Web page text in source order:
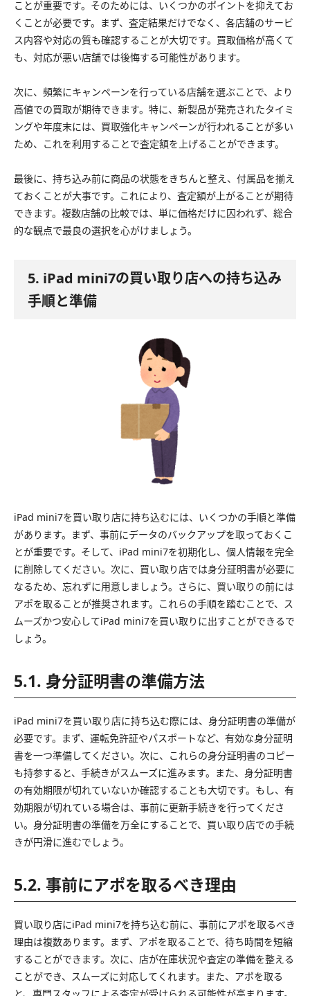
ことが重要です。そのためには、いくつかのポイントを抑えてお
くことが必要です。まず、査定結果だけでなく、各店舗のサービ
ス内容や対応の質も確認することが大切です。買取価格が高くて
も、対応が悪い店舗では後悔する可能性があります。
次に、頻繁にキャンペーンを行っている店舗を選ぶことで、より
高値での買取が期待できます。特に、新製品が発売されたタイミ
ングや年度末には、買取強化キャンペーンが行われることが多い
ため、これを利用することで査定額を上げることができます。
最後に、持ち込み前に商品の状態をきちんと整え、付属品を揃え
ておくことが大事です。これにより、査定額が上がることが期待
できます。複数店舗の比較では、単に価格だけに囚われず、総合
的な観点で最良の選択を心がけましょう。
5. iPad mini7の買い取り店への持ち込み
手順と準備
iPad mini7を買い取り店に持ち込むには、いくつかの手順と準備
があります。まず、事前にデータのバックアップを取っておくこ
とが重要です。そして、iPad mini7を初期化し、個人情報を完全
に削除してください。次に、買い取り店では身分証明書が必要に
なるため、忘れずに用意しましょう。さらに、買い取りの前には
アポを取ることが推奨されます。これらの手順を踏むことで、ス
ムーズかつ安心してiPad mini7を買い取りに出すことができるで
しょう。
5.1. 身分証明書の準備方法
iPad mini7を買い取り店に持ち込む際には、身分証明書の準備が
必要です。まず、運転免許証やパスポートなど、有効な身分証明
書を一つ準備してください。次に、これらの身分証明書のコピー
も持参すると、手続きがスムーズに進みます。また、身分証明書
の有効期限が切れていないか確認することも大切です。もし、有
効期限が切れている場合は、事前に更新手続きを行ってくださ
い。身分証明書の準備を万全にすることで、買い取り店での手続
きが円滑に進むでしょう。
5.2. 事前にアポを取るべき理由
買い取り店にiPad mini7を持ち込む前に、事前にアポを取るべき
理由は複数あります。まず、アポを取ることで、待ち時間を短縮
することができます。次に、店が在庫状況や査定の準備を整える
ことができ、スムーズに対応してくれます。また、アポを取る